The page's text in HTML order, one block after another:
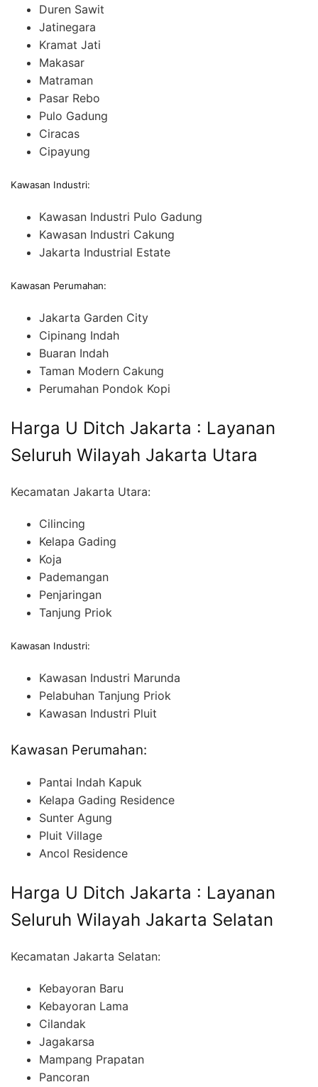
Duren Sawit
Jatinegara
Kramat Jati
Makasar
Matraman
Pasar Rebo
Pulo Gadung
Ciracas
Cipayung
Kawasan Industri:
Kawasan Industri Pulo Gadung
Kawasan Industri Cakung
Jakarta Industrial Estate
Kawasan Perumahan:
Jakarta Garden City
Cipinang Indah
Buaran Indah
Taman Modern Cakung
Perumahan Pondok Kopi
Harga U Ditch Jakarta : Layanan
Seluruh Wilayah Jakarta Utara
Kecamatan Jakarta Utara:
Cilincing
Kelapa Gading
Koja
Pademangan
Penjaringan
Tanjung Priok
Kawasan Industri:
Kawasan Industri Marunda
Pelabuhan Tanjung Priok
Kawasan Industri Pluit
Kawasan Perumahan:
Pantai Indah Kapuk
Kelapa Gading Residence
Sunter Agung
Pluit Village
Ancol Residence
Harga U Ditch Jakarta : Layanan
Seluruh Wilayah Jakarta Selatan
Kecamatan Jakarta Selatan:
Kebayoran Baru
Kebayoran Lama
Cilandak
Jagakarsa
Mampang Prapatan
Pancoran